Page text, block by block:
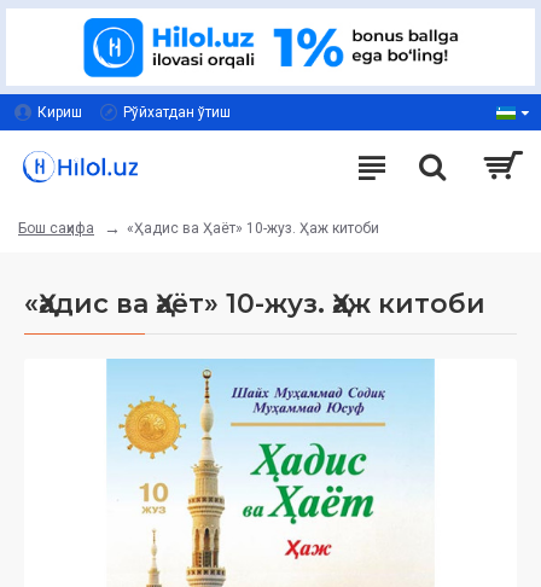
Кириш Рўйхатдан ўтиш
Бош саҳифа «Ҳадис ва Ҳаёт» 10-жуз. Ҳаж китоби
«Ҳадис ва Ҳаёт» 10-жуз. Ҳаж китоби